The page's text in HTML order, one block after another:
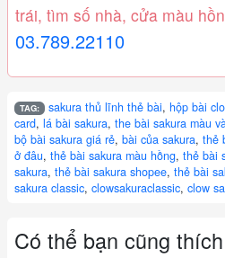
trái, tìm số nhà, cửa màu
03.789.22110
TAG: sakura thủ lĩnh thẻ bài,hộp bài
card, lá bài sakura, the bài sakura màu
bộ bài sakura giá rẻ, bài của sakura, thẻ
ở đâu, thẻ bài sakura màu hồng, thẻ bài
sakura, thẻ bài sakura shopee, thẻ bài
sakura classic, clowsakuraclassic, clow
Có thể bạn cũng thích